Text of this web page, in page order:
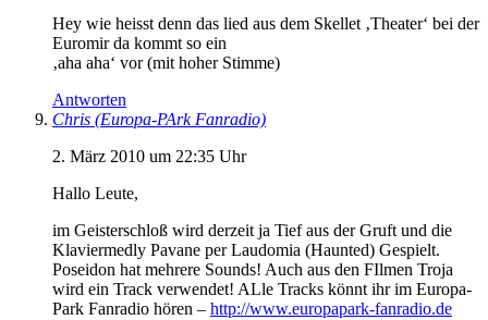
Hey wie heisst denn das lied aus dem Skellet ‚Theater‘ bei der
Euromir da kommt so ein
‚aha aha‘ vor (mit hoher Stimme)
Antworten
Chris (Europa-PArk Fanradio)
2. März 2010 um 22:35 Uhr
Hallo Leute,
im Geisterschloß wird derzeit ja Tief aus der Gruft und die
Klaviermedly Pavane per Laudomia (Haunted) Gespielt.
Poseidon hat mehrere Sounds! Auch aus den FIlmen Troja
wird ein Track verwendet! ALle Tracks könnt ihr im Europa-
Park Fanradio hören – http://www.europapark-fanradio.de